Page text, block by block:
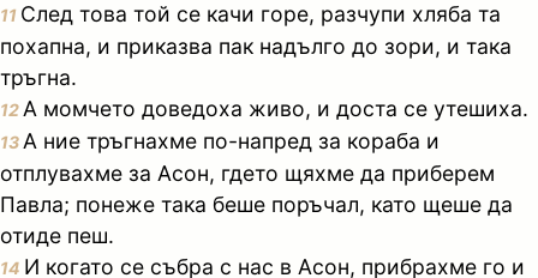
11 След това той се качи горе, разчупи хляба та
похапна, и приказва пак надълго до зори, и така
тръгна.
12 А момчето доведоха живо, и доста се утешиха.
13 А ние тръгнахме по-напред за кораба и
отплувахме за Асон, гдето щяхме да приберем
Павла; понеже така беше поръчал, като щеше да
отиде пеш.
14 И когато се събра с нас в Асон, прибрахме го и